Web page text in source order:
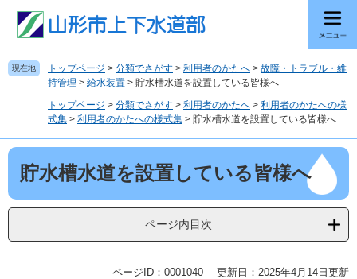
の
先
。
ー
を
て
本
へ
現在地 トップページ > 分類でさがす > 利用者のかたへ > 故障・トラブル・維
持管理 > 給水装置 > 貯水槽水道を設置している皆様へ
トップページ > 分類でさがす > 利用者のかたへ > 利用者のかたへの様
式集 > 利用者のかたへの様式集 > 貯水槽水道を設置している皆様へ
本
貯水槽水道を設置している皆様へ
ページ内目次
ページID：0001040 更新日：2025年4月14日更新